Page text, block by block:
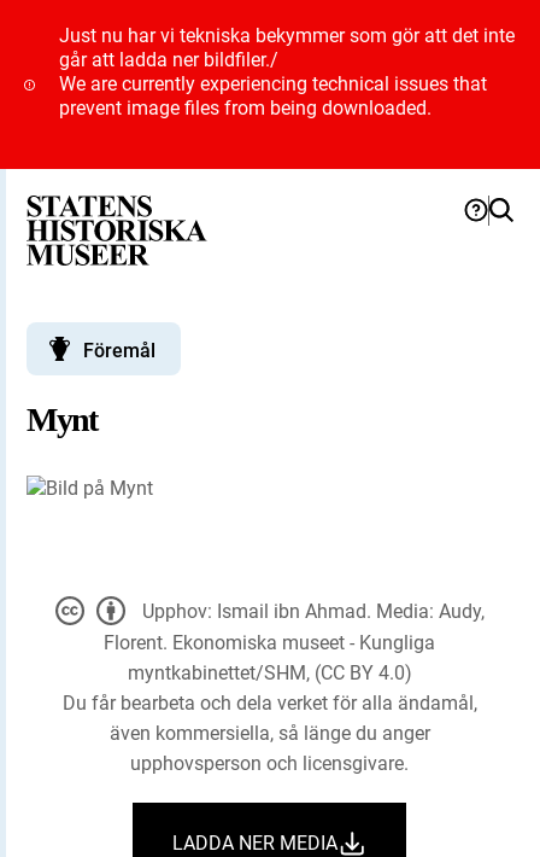
Just nu har vi tekniska bekymmer som gör att det inte
går att ladda ner bildfiler./
We are currently experiencing technical issues that
prevent image files from being downloaded.
Föremål
Mynt
Upphov: Ismail ibn Ahmad. Media: Audy,
Florent. Ekonomiska museet - Kungliga
myntkabinettet/SHM, (CC BY 4.0)
Du får bearbeta och dela verket för alla ändamål,
även kommersiella, så länge du anger
upphovsperson och licensgivare.
LADDA NER MEDIA